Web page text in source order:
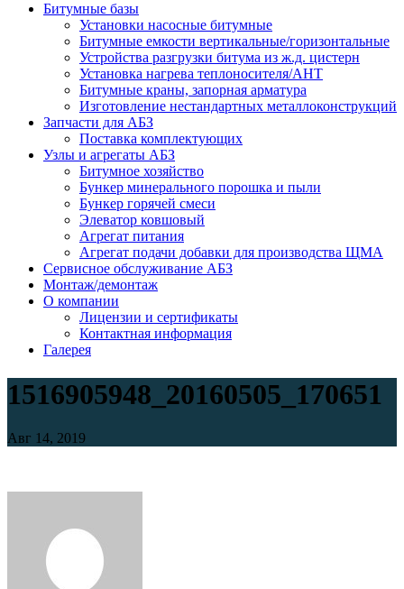
Битумные базы
Установки насосные битумные
Битумные емкости вертикальные/горизонтальные
Устройства разгрузки битума из ж.д. цистерн
Установка нагрева теплоносителя/АНТ
Битумные краны, запорная арматура
Изготовление нестандартных металлоконструкций
Запчасти для АБЗ
Поставка комплектующих
Узлы и агрегаты АБЗ
Битумное хозяйство
Бункер минерального порошка и пыли
Бункер горячей смеси
Элеватор ковшовый
Агрегат питания
Агрегат подачи добавки для производства ЩМА
Сервисное обслуживание АБЗ
Монтаж/демонтаж
О компании
Лицензии и сертификаты
Контактная информация
Галерея
1516905948_20160505_170651
Авг 14, 2019